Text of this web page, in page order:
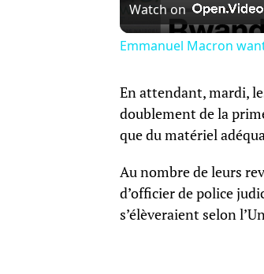
Watch on
Emmanuel Macron
En attendant, mardi,
doublement de la
que du matériel
Au nombre de leurs
d’officier de police
s’élèveraient selon